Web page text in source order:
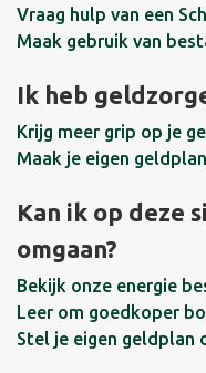
Vraag hulp van een
Maak gebruik van
Ik heb
Krijg meer grip op je
Maak je eigen geldplan
Kan ik op deze
omgaan?
Bekijk onze energie
Leer om goedkoper
Stel je eigen geldplan